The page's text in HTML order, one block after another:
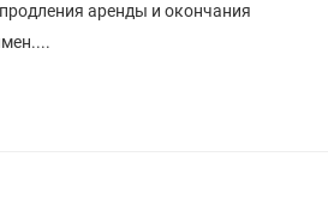
аренды и окончания